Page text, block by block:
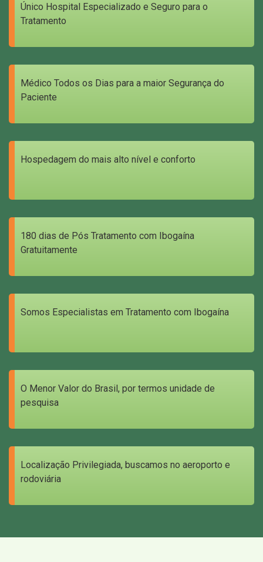
Único Hospital Especializado e Seguro para o
Tratamento
Médico Todos os Dias para a maior Segurança do
Paciente
Hospedagem do mais alto nível e conforto
180 dias de Pós Tratamento com Ibogaína
Gratuitamente
Somos Especialistas em Tratamento com Ibogaína
O Menor Valor do Brasil, por termos unidade de
pesquisa
Localização Privilegiada, buscamos no aeroporto e
rodoviária